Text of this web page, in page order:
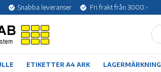
Snabba leveranser Fri frakt från 3000:-
ETIKETTER A4 ARK LAGERMÄRKNING